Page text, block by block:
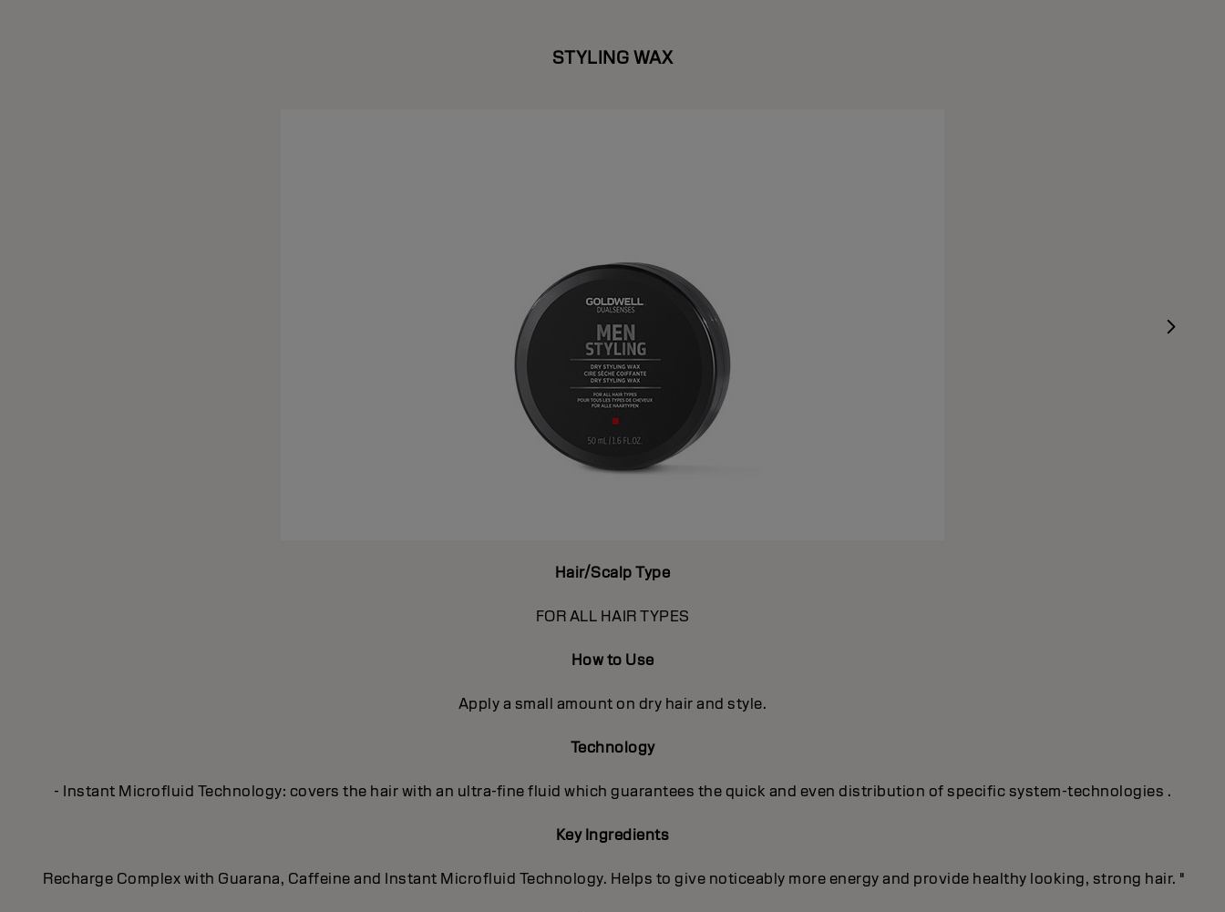
STYLING WAX
Hair/Scalp Type
FOR ALL HAIR TYPES
How to Use
Apply a small amount on dry hair and style.
Technology
- Instant Microfluid Technology: covers the hair with an ultra-fine fluid which guarantees the quick and even distribution of specific system-technologies .
Key Ingredients
Recharge Complex with Guarana, Caffeine and Instant Microfluid Technology. Helps to give noticeably more energy and provide healthy looking, strong hair. "